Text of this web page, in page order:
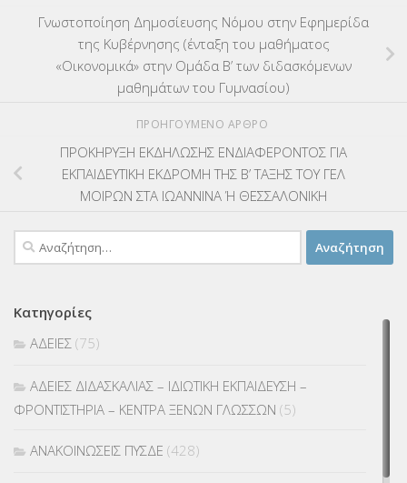
Γνωστοποίηση Δημοσίευσης Νόμου στην Εφημερίδα
της Κυβέρνησης (ένταξη του μαθήματος
«Οικονομικά» στην Ομάδα Β’ των διδασκόμενων
μαθημάτων του Γυμνασίου)
ΠΡΟΗΓΟΎΜΕΝΟ ΆΡΘΡΟ
ΠΡΟΚΗΡΥΞΗ ΕΚΔΗΛΩΣΗΣ ΕΝΔΙΑΦΕΡΟΝΤΟΣ ΓΙΑ
ΕΚΠΑΙΔΕΥΤΙΚΗ ΕΚΔΡΟΜΗ ΤΗΣ Β’ ΤΑΞΗΣ ΤΟΥ ΓΕΛ
ΜΟΙΡΩΝ ΣΤΑ ΙΩΑΝΝΙΝΑ Ή ΘΕΣΣΑΛΟΝΙΚΗ
Αναζήτηση
για:
Κατηγορίες
ΑΔΕΙΕΣ (75)
ΑΔΕΙΕΣ ΔΙΔΑΣΚΑΛΙΑΣ – ΙΔΙΩΤΙΚΗ ΕΚΠΑΙΔΕΥΣΗ –
ΦΡΟΝΤΙΣΤΗΡΙΑ – ΚΕΝΤΡΑ ΞΕΝΩΝ ΓΛΩΣΣΩΝ (5)
ΑΝΑΚΟΙΝΩΣΕΙΣ ΠΥΣΔΕ (428)